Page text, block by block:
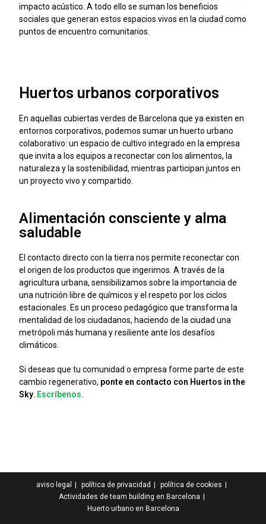
impacto acústico. A todo ello se suman los beneficios
sociales que generan estos espacios vivos en la ciudad como
puntos de encuentro comunitarios.
Huertos urbanos corporativos
En aquellas cubiertas verdes de Barcelona que ya existen en
entornos corporativos, podemos sumar un huerto urbano
colaborativo: un espacio de cultivo integrado en la empresa
que invita a los equipos a reconectar con los alimentos, la
naturaleza y la sostenibilidad, mientras participan juntos en
un proyecto vivo y compartido.
Alimentación consciente y alma
saludable
El contacto directo con la tierra nos permite reconectar con
el origen de los productos que ingerimos. A través de la
agricultura urbana, sensibilizamos sobre la importancia de
una nutrición libre de químicos y el respeto por los ciclos
estacionales. Es un proceso pedagógico que transforma la
mentalidad de los ciudadanos, haciendo de la ciudad una
metrópoli más humana y resiliente ante los desafíos
climáticos.
Si deseas que tu comunidad o empresa forme parte de este
cambio regenerativo, ponte en contacto con Huertos in the
Sky Escríbenos
aviso legal política de privacidad
política de cookies
Actividades de team building en Barcelona
Huerto urbano en Barcelona